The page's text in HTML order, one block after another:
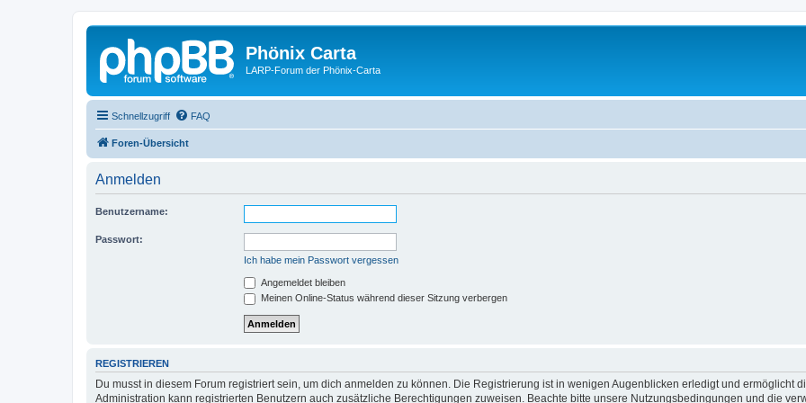
Phönix Carta
LARP-Forum der Phönix-Carta
Schnellzugriff FAQ
Foren-Übersicht
Anmelden
Benutzername:
Passwort:
Ich habe mein Passwort vergessen
Angemeldet bleiben
Meinen Online-Status während dieser Sitzung verbergen
REGISTRIEREN
Du musst in diesem Forum registriert sein, um dich anmelden zu können. Die Registrierung ist in wenigen Augenblicken erledigt und ermöglicht
Administration kann registrierten Benutzern auch zusätzliche Berechtigungen zuweisen. Beachte bitte unsere Nutzungsbedingungen und die